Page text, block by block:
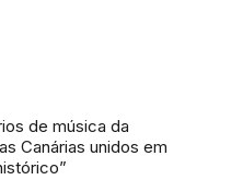
de música da
Canárias unidos em